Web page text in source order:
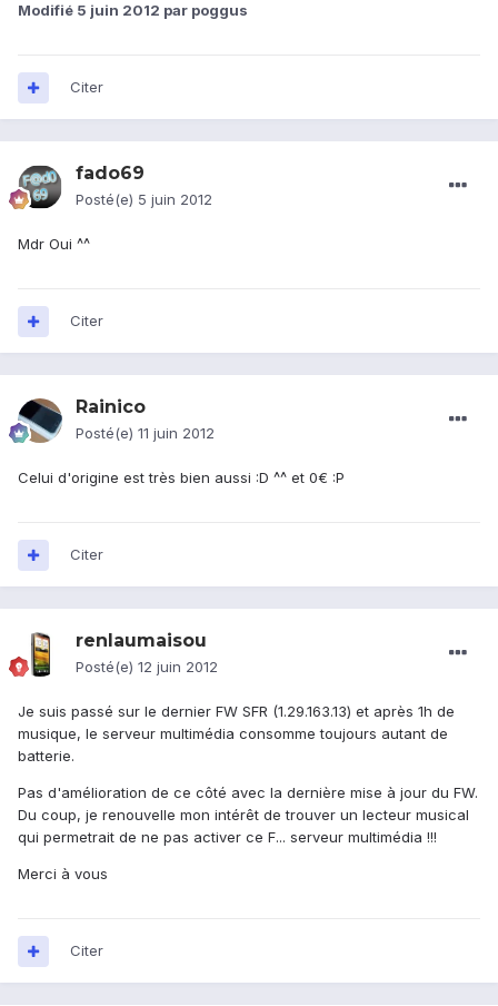
Modifié 5 juin 2012 par poggus
Citer
fado69
Posté(e) 5 juin 2012
Mdr Oui ^^
Citer
Rainico
Posté(e) 11 juin 2012
Celui d'origine est très bien aussi :D ^^ et 0€ :P
Citer
renlaumaisou
Posté(e) 12 juin 2012
Je suis passé sur le dernier FW SFR (1.29.163.13) et après 1h de
musique, le serveur multimédia consomme toujours autant de
batterie.
Pas d'amélioration de ce côté avec la dernière mise à jour du FW.
Du coup, je renouvelle mon intérêt de trouver un lecteur musical
qui permetrait de ne pas activer ce F... serveur multimédia !!!
Merci à vous
Citer